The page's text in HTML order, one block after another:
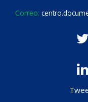
Correo: